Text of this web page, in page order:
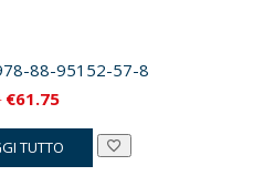
88-95152-57-8
Il
prezzo
originale
€61.75Il
prezzo
attuale
TUTTO